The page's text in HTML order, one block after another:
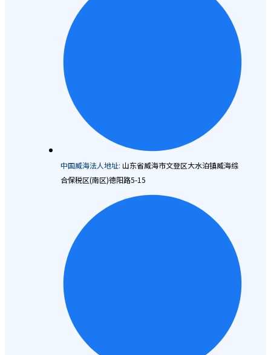
中国威海法人地址: 山东省威海市文登区大水泊镇威海综
合保税区(南区)德阳路5-15